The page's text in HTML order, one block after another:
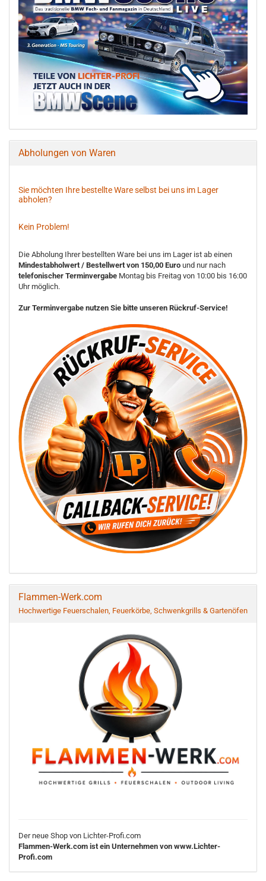
Abholungen von Waren
Sie möchten Ihre bestellte Ware selbst bei uns im Lager
abholen?
Kein Problem!
Die Abholung Ihrer bestellten Ware bei uns im Lager ist ab einen
Mindestabholwert / Bestellwert von 150,00 Euro und nur nach
telefonischer Terminvergabe Montag bis Freitag von 10:00 bis 16:00
Uhr möglich.
Zur Terminvergabe nutzen Sie bitte unseren Rückruf-Service!
Flammen-Werk.com
Hochwertige Feuerschalen, Feuerkörbe, Schwenkgrills & Gartenöfen
Der neue Shop von Lichter-Profi.com
Flammen-Werk.com ist ein Unternehmen von www.Lichter-
Profi.com